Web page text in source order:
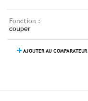
Fonction :
couper
AJOUTER AU COMPARATEUR